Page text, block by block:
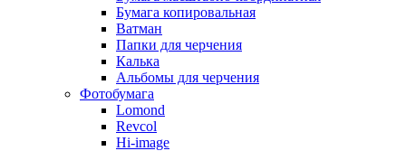
Бумага копировальная
Ватман
Папки для черчения
Калька
Альбомы для черчения
Фотобумага
Lomond
Revcol
Hi-image